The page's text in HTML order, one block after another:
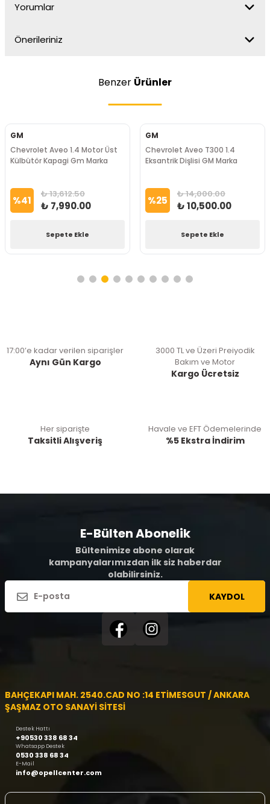
Yorumlar
Önerileriniz
Benzer Ürünler
GM
Chevrolet Aveo 1.4 Motor Üst
Külbütör Kapagi Gm Marka
%41 ₺ 13,612.50
₺ 7,990.00
Sepete Ekle
GM
Chevrolet Aveo T300 1.4
Eksantrik Dişlisi GM Marka
%25 ₺ 14,000.00
₺ 10,500.00
Sepete Ekle
17:00’e kadar verilen siparişler
Aynı Gün Kargo
3000 TL ve Üzeri Preiyodik
Bakım ve Motor
Kargo Ücretsiz
Her siparişte
Taksitli Alışveriş
Havale ve EFT Ödemelerinde
%5 Ekstra İndirim
E-Bülten Abonelik
Bültenimize abone olarak
kampanyalarımızdan ilk siz haberdar
olabilirsiniz.
KAYDOL
BAHÇEKAPI MAH. 2540.CAD NO :14 ETİMESGUT / ANKARA
ŞAŞMAZ OTO SANAYİ SİTESİ
Destek Hattı
+90530 338 68 34
Whatsapp Destek
0530 338 68 34
E-Mail
info@opellcenter.com